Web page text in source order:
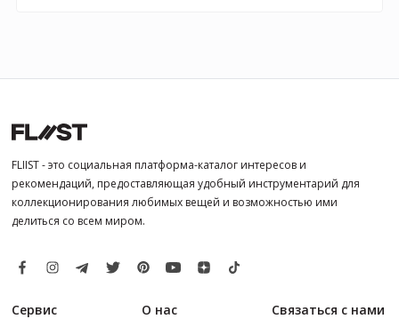
FLIIST - это социальная платформа-каталог интересов и
рекомендаций, предоставляющая удобный инструментарий для
коллекционирования любимых вещей и возможностью ими
делиться со всем миром.
Сервис О нас Связаться с нами